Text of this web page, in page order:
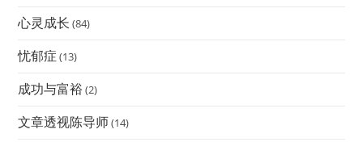
心灵成长 (84)
忧郁症 (13)
成功与富裕(2)
文章透视陈导师(14)